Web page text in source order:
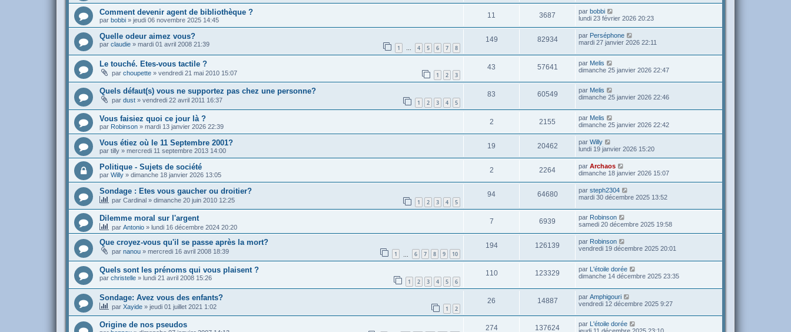
Comment devenir agent de bibliothèque ?
par bobbi » jeudi 06 novembre 2025 14:45
11 3687 par bobbi
lundi 23 février 2026 20:23
Quelle odeur aimez vous?
par claudie » mardi 01 avril 2008 21:39 1 … 4 5 6 7 8
149 82934 par Perséphone
mardi 27 janvier 2026 22:11
Le touché. Etes-vous tactile ?
par choupette » vendredi 21 mai 2010 15:07 1 2 3
43 57641 par Melis
dimanche 25 janvier 2026 22:47
Quels défaut(s) vous ne supportez pas chez une personne?
par dust » vendredi 22 avril 2011 16:37 1 2 3 4 5
83 60549 par Melis
dimanche 25 janvier 2026 22:46
Vous faisiez quoi ce jour là ?
par Robinson » mardi 13 janvier 2026 22:39
2 2155 par Melis
dimanche 25 janvier 2026 22:42
Vous étiez où le 11 Septembre 2001?
par tilly » mercredi 11 septembre 2013 14:00
19 20462 par Willy
lundi 19 janvier 2026 15:20
Politique - Sujets de société
par Willy » dimanche 18 janvier 2026 13:05
2 2264 par Archaos
dimanche 18 janvier 2026 15:07
Sondage : Etes vous gaucher ou droitier?
par Cardinal » dimanche 20 juin 2010 12:25 1 2 3 4 5
94 64680 par steph2304
mardi 30 décembre 2025 13:52
Dilemme moral sur l'argent
par Antonio » lundi 16 décembre 2024 20:20
7 6939 par Robinson
samedi 20 décembre 2025 19:58
Que croyez-vous qu'il se passe après la mort?
par nanou » mercredi 16 avril 2008 18:39 1 6 7 8 9 10
194 126139 par Robinson
vendredi 19 décembre 2025 20:01
Quels sont les prénoms qui vous plaisent ?
par christelle » lundi 21 avril 2008 15:26 1 2 3 4 5 6
110 123329 par L'étoile dorée
dimanche 14 décembre 2025 23:35
Sondage: Avez vous des enfants?
par Xayide » jeudi 01 juillet 2021 1:02 1 2
26 14887 par Amphigouri
vendredi 12 décembre 2025 9:27
Origine de nos pseudos 274 137624 par
L'étoile dorée